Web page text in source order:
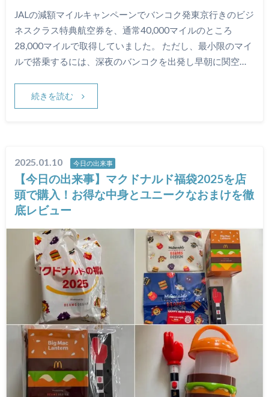
JALの減額マイルキャンペーンでバンコク発東京行きのビジ
ネスクラス特典航空券を、通常40,000マイルのところ
28,000マイルで取得していました。 ただし、最小限のマイ
ルで搭乗するには、深夜のバンコクを出発し早朝に関空…
続きを読む
2025.01.10 今日の出来事
【今日の出来事】マクドナルド福袋2025を店
頭で購入！お得な中身とユニークなおまけを徹
底レビュー